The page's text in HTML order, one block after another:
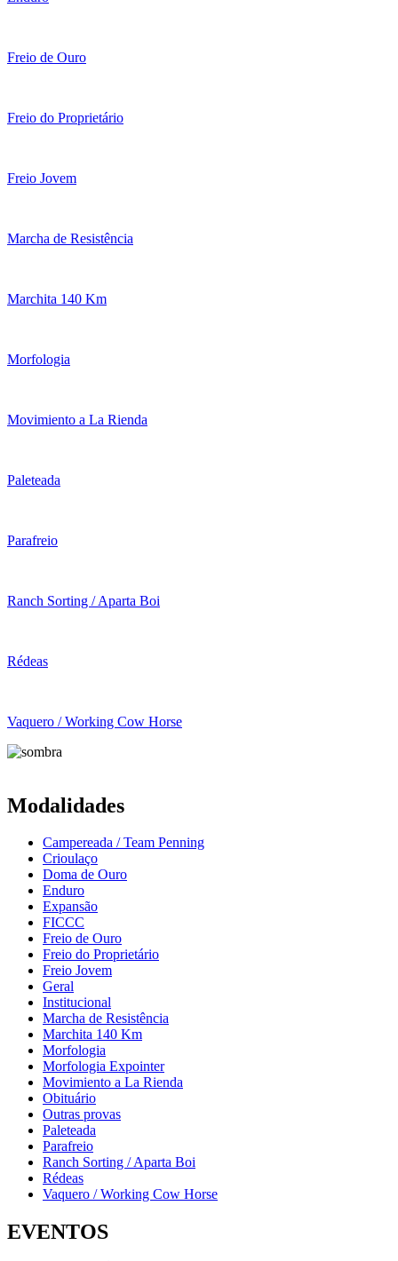
Freio de Ouro
Freio do Proprietário
Freio Jovem
Marcha de Resistência
Marchita 140 Km
Morfologia
Movimiento a La Rienda
Paleteada
Parafreio
Ranch Sorting / Aparta Boi
Rédeas
Vaquero / Working Cow Horse
Modalidades
Campereada / Team Penning
Crioulaço
Doma de Ouro
Enduro
Expansão
FICCC
Freio de Ouro
Freio do Proprietário
Freio Jovem
Geral
Institucional
Marcha de Resistência
Marchita 140 Km
Morfologia
Morfologia Expointer
Movimiento a La Rienda
Obituário
Outras provas
Paleteada
Parafreio
Ranch Sorting / Aparta Boi
Rédeas
Vaquero / Working Cow Horse
EVENTOS